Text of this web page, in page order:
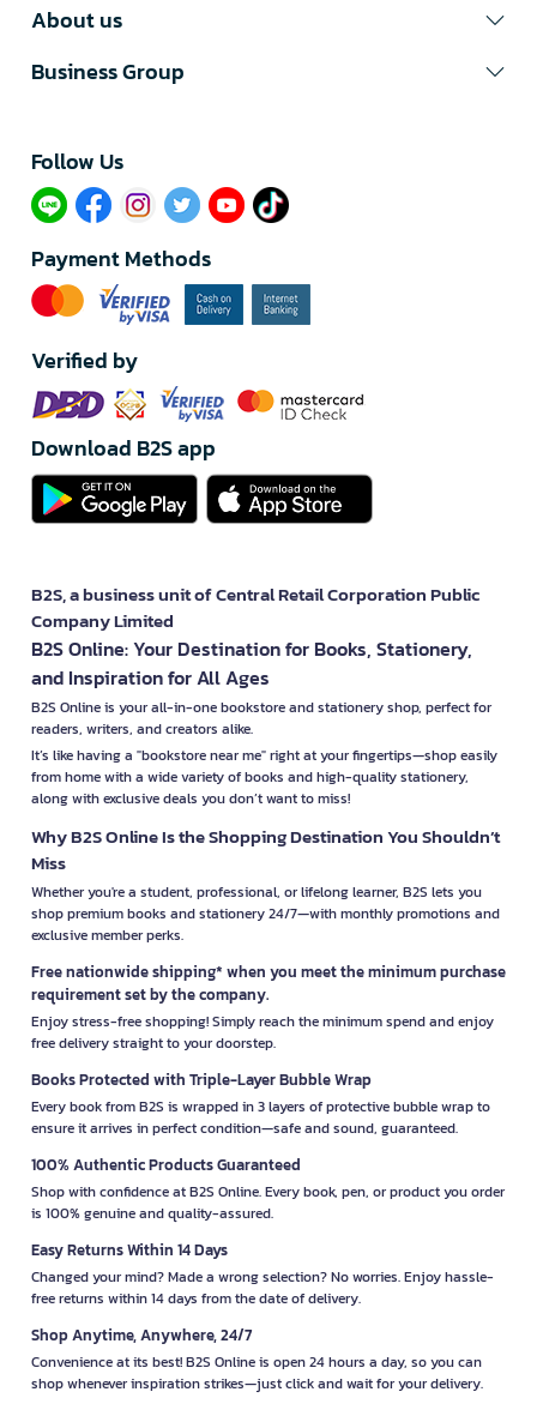
About us
Business Group
Follow Us​
Payment Methods
Verified by
Download B2S app
B2S, a business unit of Central Retail Corporation Public
Company Limited
B2S Online: Your Destination for Books, Stationery,
and Inspiration for All Ages
B2S Online is your all-in-one bookstore and stationery shop, perfect for
readers, writers, and creators alike.
It’s like having a "bookstore near me" right at your fingertips—shop easily
from home with a wide variety of books and high-quality stationery,
along with exclusive deals you don’t want to miss!
Why B2S Online Is the Shopping Destination You Shouldn’t
Miss
Whether you're a student, professional, or lifelong learner, B2S lets you
shop premium books and stationery 24/7—with monthly promotions and
exclusive member perks.
Free nationwide shipping* when you meet the minimum purchase
requirement set by the company.
Enjoy stress-free shopping! Simply reach the minimum spend and enjoy
free delivery straight to your doorstep.
Books Protected with Triple-Layer Bubble Wrap
Every book from B2S is wrapped in 3 layers of protective bubble wrap to
ensure it arrives in perfect condition—safe and sound, guaranteed.
100% Authentic Products Guaranteed
Shop with confidence at B2S Online. Every book, pen, or product you order
is 100% genuine and quality-assured.
Easy Returns Within 14 Days
Changed your mind? Made a wrong selection? No worries. Enjoy hassle-
free returns within 14 days from the date of delivery.
Shop Anytime, Anywhere, 24/7
Convenience at its best! B2S Online is open 24 hours a day, so you can
shop whenever inspiration strikes—just click and wait for your delivery.